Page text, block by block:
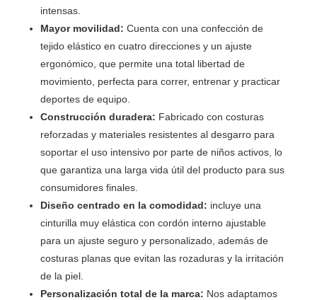
intensas.
Mayor movilidad: Cuenta con una confección de
tejido elástico en cuatro direcciones y un ajuste
ergonómico, que permite una total libertad de
movimiento, perfecta para correr, entrenar y practicar
deportes de equipo.
Construcción duradera: Fabricado con costuras
reforzadas y materiales resistentes al desgarro para
soportar el uso intensivo por parte de niños activos, lo
que garantiza una larga vida útil del producto para sus
consumidores finales.
Diseño centrado en la comodidad: incluye una
cinturilla muy elástica con cordón interno ajustable
para un ajuste seguro y personalizado, además de
costuras planas que evitan las rozaduras y la irritación
de la piel.
Personalización total de la marca: Nos adaptamos